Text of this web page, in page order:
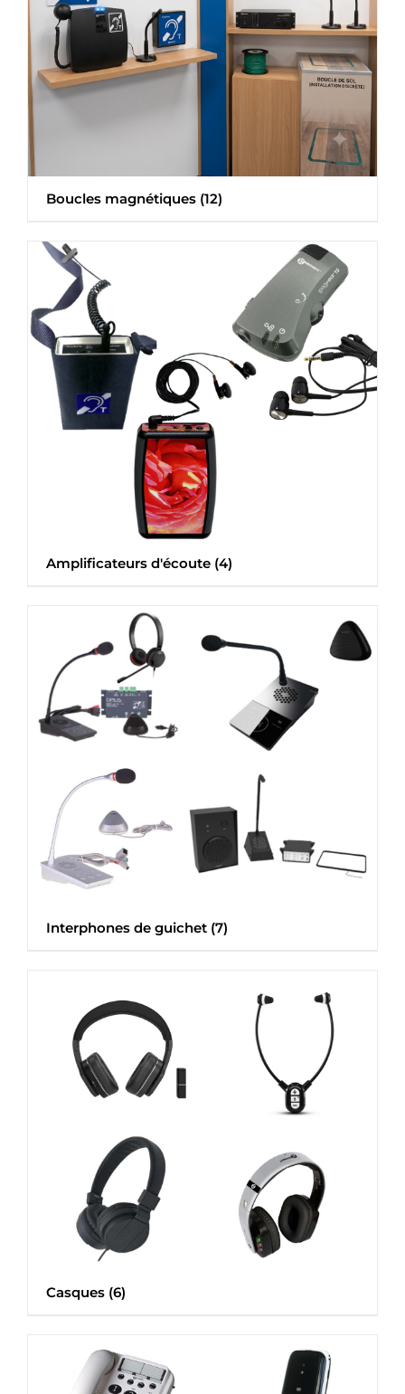
Boucles magnétiques (12)
Amplificateurs d'écoute (4)
Interphones de guichet (7)
Casques (6)